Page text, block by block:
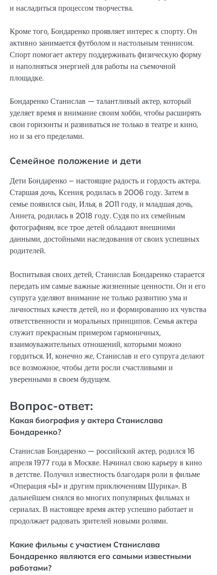
и насладиться процессом творчества.
Кроме того, Бондаренко проявляет интерес к спорту. Он
активно занимается футболом и настольным теннисом.
Спорт помогает актеру поддерживать физическую форму
и наполняться энергией для работы на съемочной
площадке.
Бондаренко Станислав — талантливый актер, который
уделяет время и внимание своим хобби, чтобы расширять
свои горизонты и развиваться не только в театре и кино,
но и за его пределами.
Семейное положение и дети
Дети Бондаренко – настоящие радость и гордость актера.
Старшая дочь, Ксения, родилась в 2006 году. Затем в
семье появился сын, Илья, в 2011 году, и младшая дочь,
Аннета, родилась в 2018 году. Судя по их семейным
фотографиям, все трое детей обладают внешними
данными, достойными наследования от своих успешных
родителей.
Воспитывая своих детей, Станислав Бондаренко старается
передать им самые важные жизненные ценности. Он и его
супруга уделяют внимание не только развитию ума и
личностных качеств детей, но и формированию их чувства
ответственности и моральных принципов. Семья актера
служит прекрасным примером гармоничных,
взаимоуважительных отношений, которыми можно
гордиться. И, конечно же, Станислав и его супруга делают
все возможное, чтобы дети росли счастливыми и
уверенными в своем будущем.
Вопрос-ответ:
Какая биография у актера Станислава
Бондаренко?
Станислав Бондаренко — российский актер, родился 16
апреля 1977 года в Москве. Начинал свою карьеру в кино
в детстве. Получил известность благодаря роли в фильме
«Операция «Ы» и другим приключениям Шурика». В
дальнейшем снялся во многих популярных фильмах и
сериалах. В настоящее время актер успешно работает и
продолжает радовать зрителей новыми ролями.
Какие фильмы с участием Станислава
Бондаренко являются его самыми известными
работами?